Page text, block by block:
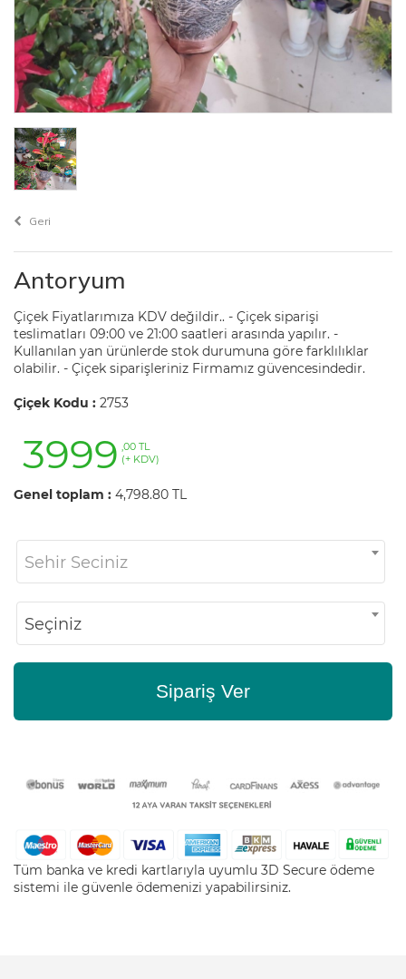
Geri
Antoryum
Çiçek Fiyatlarımıza KDV değildir.. - Çiçek siparişi
teslimatları 09:00 ve 21:00 saatleri arasında yapılır. -
Kullanılan yan ürünlerde stok durumuna göre farklılıklar
olabilir. - Çiçek siparişleriniz Firmamız güvencesindedir.
Çiçek Kodu : 2753
3999 ,00 TL
(+ KDV)
Genel toplam : 4,798.80 TL
Sehir Seciniz
Seçiniz
Sipariş Ver
Tüm banka ve kredi kartlarıyla uyumlu 3D Secure ödeme
sistemi ile güvenle ödemenizi yapabilirsiniz.